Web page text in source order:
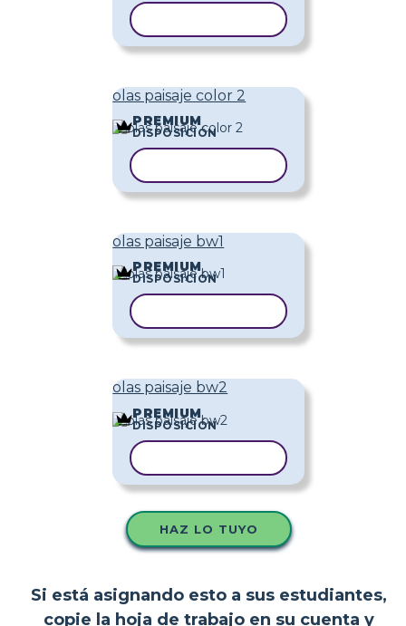
olas paisaje color 2
PREMIUM
DISPOSICIÓN
olas paisaje bw1
PREMIUM
DISPOSICIÓN
olas paisaje bw2
PREMIUM
DISPOSICIÓN
HAZ LO TUYO
Si está asignando esto a sus estudiantes,
copie la hoja de trabajo en su cuenta y